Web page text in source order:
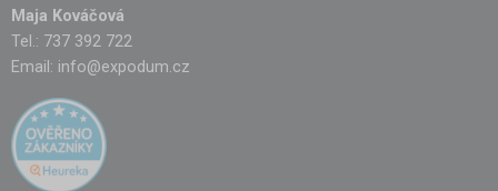
Maja Kováčová
Tel.: 737 392 722
Email: info@expodum.cz